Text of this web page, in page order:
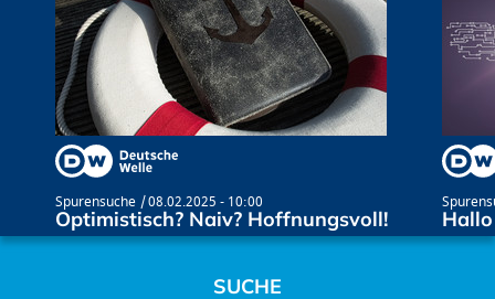
Spurensuche 08.02.2025 - 10:00
Optimistisch? Naiv? Hoffnungsvoll!
SUCHE